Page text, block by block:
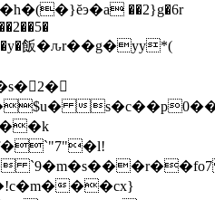
��2}g�6r
飯�ԉr��g�yy*(
u�
��cx}